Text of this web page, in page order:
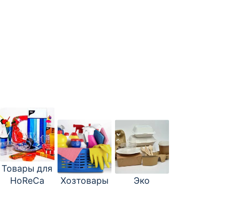
Товары для
HoReCa
Хозтовары Эко